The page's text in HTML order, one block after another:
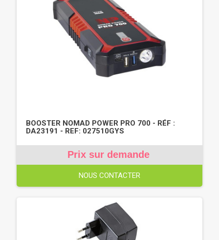
BOOSTER NOMAD POWER PRO 700 - RÉF :
DA23191 - REF: 027510GYS
Prix sur demande
NOUS CONTACTER